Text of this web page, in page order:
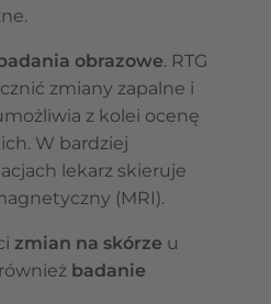
obrazowe. RTG
zmiany zapalne i
z kolei ocenę
W bardziej
lekarz skieruje
(MRI).
zmian na skórze u
badanie